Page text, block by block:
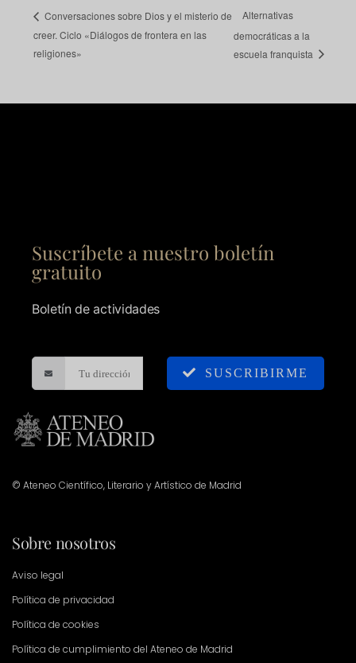
Conversaciones sobre Dios y el misterio de
creer. Ciclo «Diálogos de frontera en las
religiones»
Alternativas
democráticas a la
escuela franquista
Suscríbete a nuestro boletín
gratuito
Boletín de actividades
SUSCRIBIRME
© Ateneo Científico, Literario y Artístico de Madrid
Sobre nosotros
Aviso legal
Política de privacidad
Política de cookies
Política de cumplimiento del Ateneo de Madrid